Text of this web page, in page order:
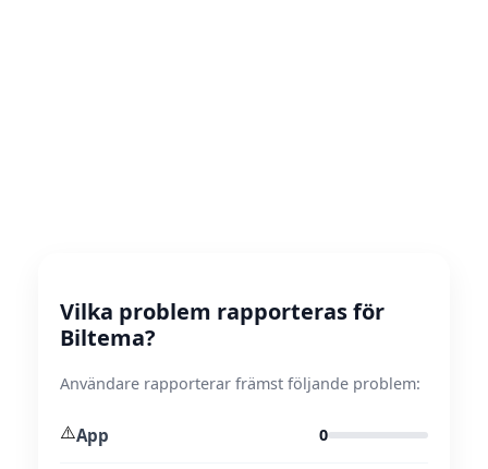
Vilka problem rapporteras för
Biltema?
Användare rapporterar främst följande problem:
⚠️App 0